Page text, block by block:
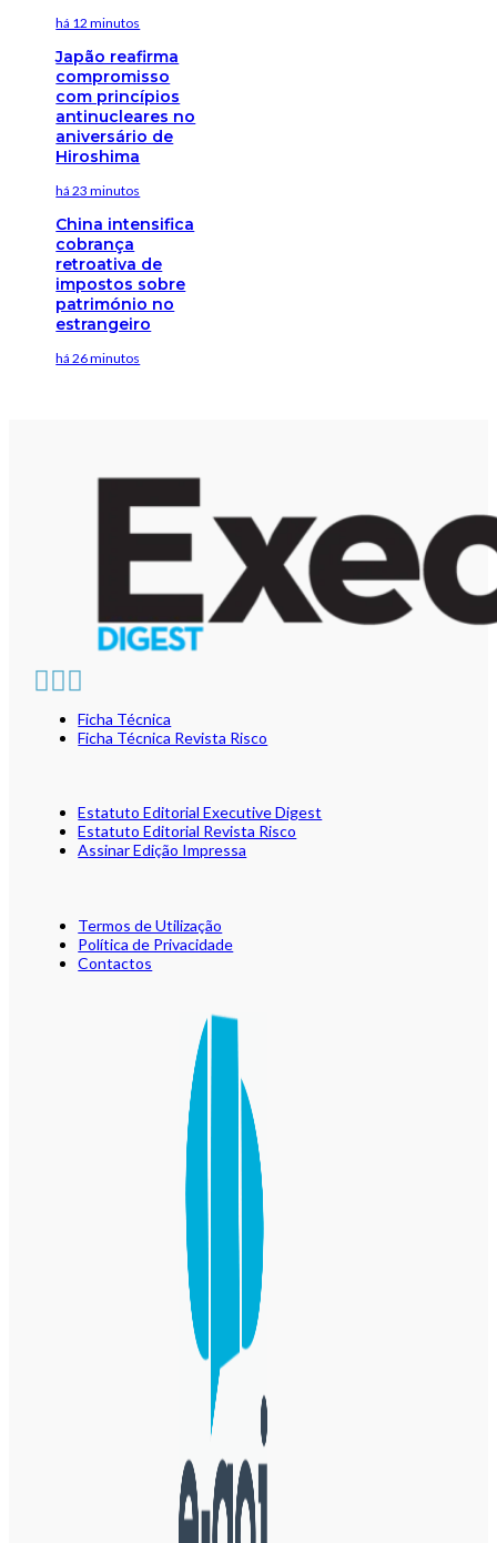
há 12 minutos
Japão reafirma
compromisso
com princípios
antinucleares no
aniversário de
Hiroshima
há 23 minutos
China intensifica
cobrança
retroativa de
impostos sobre
património no
estrangeiro
há 26 minutos
Ficha Técnica
Ficha Técnica Revista Risco
Estatuto Editorial Executive Digest
Estatuto Editorial Revista Risco
Assinar Edição Impressa
Termos de Utilização
Política de Privacidade
Contactos